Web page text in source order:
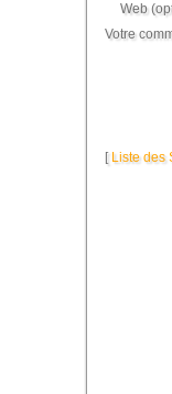
Web
Votre
[ Liste des